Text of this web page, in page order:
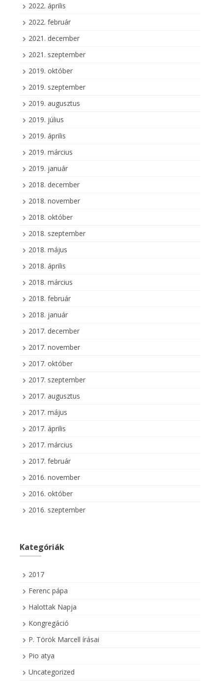
2022. április
2022. február
2021. december
2021. szeptember
2019. október
2019. szeptember
2019. augusztus
2019. július
2019. április
2019. március
2019. január
2018. december
2018. november
2018. október
2018. szeptember
2018. május
2018. április
2018. március
2018. február
2018. január
2017. december
2017. november
2017. október
2017. szeptember
2017. augusztus
2017. május
2017. április
2017. március
2017. február
2016. november
2016. október
2016. szeptember
Kategóriák
2017
Ferenc pápa
Halottak Napja
Kongregáció
P. Török Marcell írásai
Pio atya
Uncategorized